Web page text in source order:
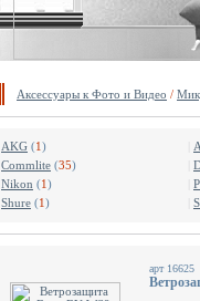
Аксессуары к Фото и Видео /
AKG (1)
Commlite (35)
Nikon (1)
Shure (1)
арт 16625